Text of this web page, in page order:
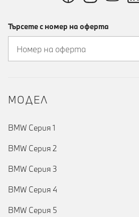
Търсете с номер на оферта
MOДЕЛ
BMW Серия 1
BMW Серия 2
BMW Серия 3
BMW Серия 4
BMW Серия 5